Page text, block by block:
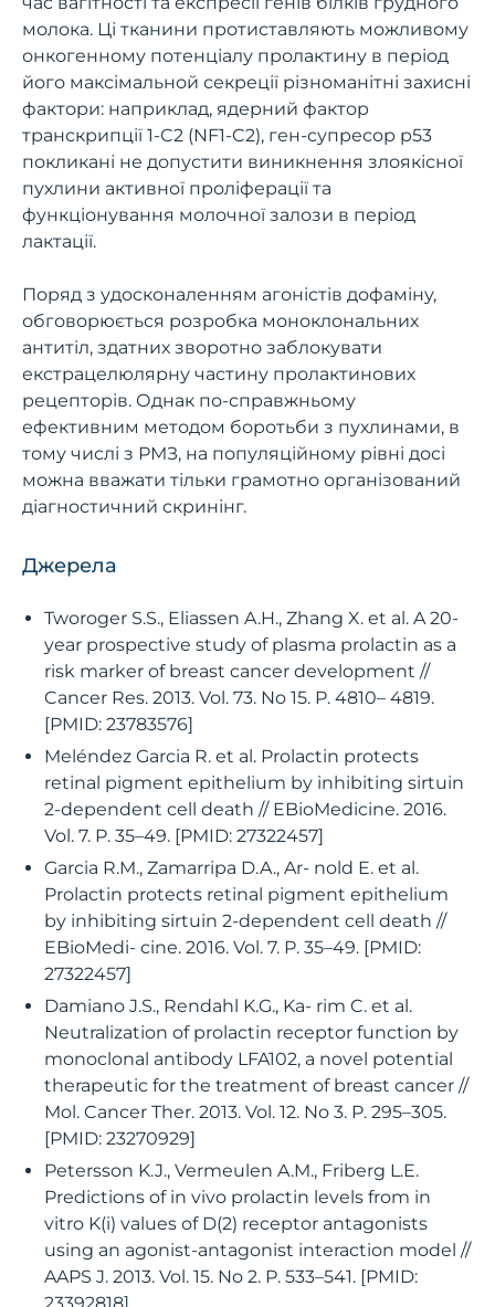
молока. Ці тканини протиставляють можливому
онкогенному потенціалу пролактину в період
його максімальной секреції різноманітні захисні
фактори: наприклад, ядерний фактор
транскрипції 1-C2 (NF1-C2), ген-супресор p53
покликані не допустити виникнення злоякісної
пухлини активної проліферації та
функціонування молочної залози в період
лактації.
Поряд з удосконаленням агоністів дофаміну,
обговорюється розробка моноклональних
антитіл, здатних зворотно заблокувати
екстрацелюлярну частину пролактинових
рецепторів. Однак по-справжньому
ефективним методом боротьби з пухлинами, в
тому числі з РМЗ, на популяційному рівні досі
можна вважати тільки грамотно організований
діагностичний скринінг.
Джерела
Tworoger S.S., Eliassen A.H., Zhang X. et al. A 20-
year prospective study of plasma prolactin as a
risk marker of breast cancer development //
Cancer Res. 2013. Vol. 73. No 15. P. 4810– 4819.
[PMID: 23783576]
Meléndez Garcia R. et al. Prolactin protects
retinal pigment epithelium by inhibiting sirtuin
2-dependent cell death // EBioMedicine. 2016.
Vol. 7. P. 35–49. [PMID: 27322457]
Garcia R.M., Zamarripa D.A., Ar- nold E. et al.
Prolactin protects retinal pigment epithelium
by inhibiting sirtuin 2-dependent cell death //
EBioMedi- cine. 2016. Vol. 7. P. 35–49. [PMID:
27322457]
Damiano J.S., Rendahl K.G., Ka- rim C. et al.
Neutralization of prolactin receptor function by
monoclonal antibody LFA102, a novel potential
therapeutic for the treatment of breast cancer //
Mol. Cancer Ther. 2013. Vol. 12. No 3. P. 295–305.
[PMID: 23270929]
Petersson K.J., Vermeulen A.M., Friberg L.E.
Predictions of in vivo prolactin levels from in
vitro K(i) values of D(2) receptor antagonists
using an agonist-antagonist interaction model //
AAPS J. 2013. Vol. 15. No 2. P. 533–541. [PMID:
23392818]